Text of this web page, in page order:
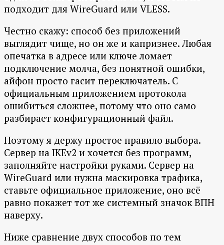
подходит для WireGuard или VLESS.
Честно скажу: способ без приложений
выглядит чище, но он же и капризнее. Любая
опечатка в адресе или ключе ломает
подключение молча, без понятной ошибки,
айфон просто гасит переключатель. С
официальным приложением протокола
ошибиться сложнее, потому что оно само
разбирает конфигурационный файл.
Поэтому я держу простое правило выбора.
Сервер на IKEv2 и хочется без программ,
заполняйте настройки руками. Сервер на
WireGuard или нужна маскировка трафика,
ставьте официальное приложение, оно всё
равно покажет тот же системный значок ВПН
наверху.
Ниже сравнение двух способов по тем